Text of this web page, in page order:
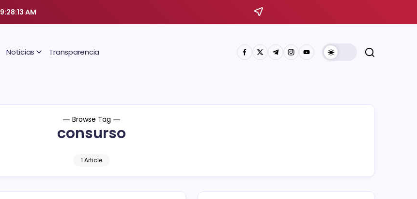
9:28:14 AM
Noticias Transparencia
Browse Tag
consurso
1 Article